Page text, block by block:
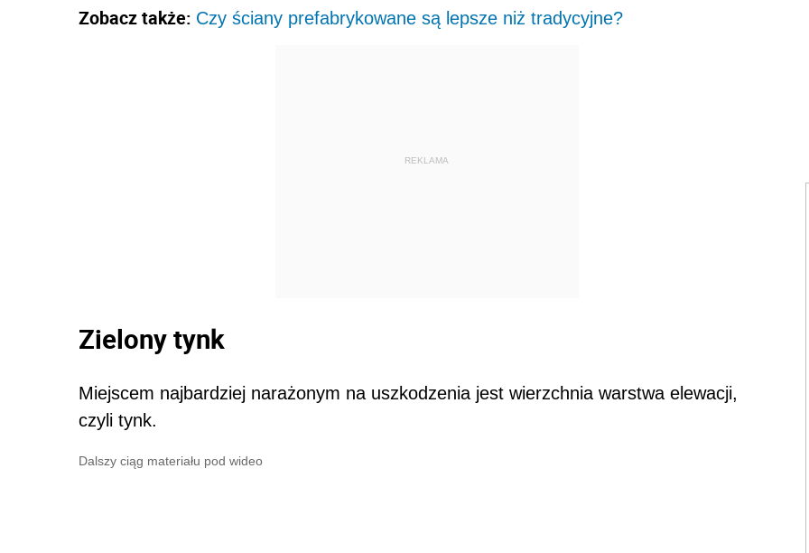
Zobacz także: Czy ściany prefabrykowane są lepsze niż tradycyjne?
REKLAMA
Zielony tynk
Miejscem najbardziej narażonym na uszkodzenia jest wierzchnia warstwa elewacji,
czyli tynk.
Dalszy ciąg materiału pod wideo